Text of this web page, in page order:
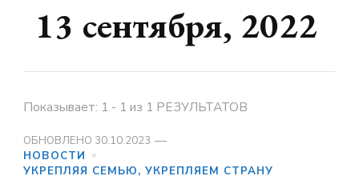
13 сентября, 2022
Показывает: 1 - 1 из 1 РЕЗУЛЬТАТОВ
ОБНОВЛЕНО 30.10.2023
НОВОСТИ
УКРЕПЛЯЯ СЕМЬЮ, УКРЕПЛЯЕМ СТРАНУ